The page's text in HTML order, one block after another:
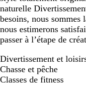
naturelle
besoins, nous sommes
nous estimerons
passer à l’étape de
Divertissement et
Chasse et pêche
Classes de fitness